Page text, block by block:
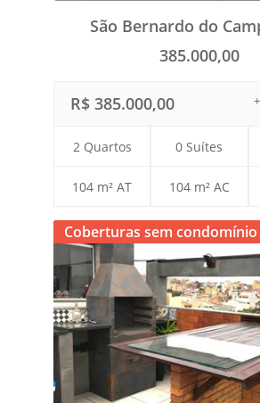
São Bernardo do
385.000,00
R$ 385.000,00
2 Quartos 0 Suítes
104 m² AT 104 m² AC
Coberturas sem condomínio